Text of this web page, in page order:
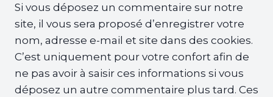
Si vous déposez un commentaire sur notre
site, il vous sera proposé d’enregistrer votre
nom, adresse e-mail et site dans des cookies.
C’est uniquement pour votre confort afin de
ne pas avoir à saisir ces informations si vous
déposez un autre commentaire plus tard. Ces